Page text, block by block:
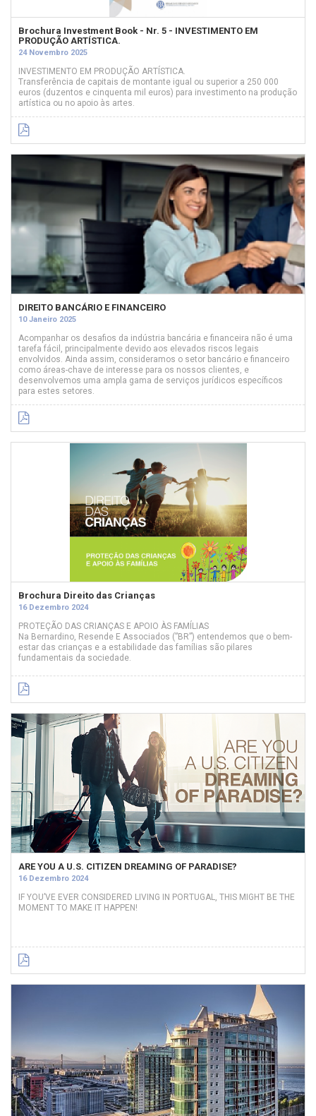
Brochura Investment Book - Nr. 5 - INVESTIMENTO EM
PRODUÇÃO ARTÍSTICA.
24 Novembro 2025
INVESTIMENTO EM PRODUÇÃO ARTÍSTICA.
Transferência de capitais de montante igual ou superior a 250 000
euros (duzentos e cinquenta mil euros) para investimento na produção
artística ou no apoio às artes.
DIREITO BANCÁRIO E FINANCEIRO
10 Janeiro 2025
Acompanhar os desafios da indústria bancária e financeira não é uma
tarefa fácil, principalmente devido aos elevados riscos legais
envolvidos. Ainda assim, consideramos o setor bancário e financeiro
como áreas-chave de interesse para os nossos clientes, e
desenvolvemos uma ampla gama de serviços jurídicos específicos
para estes setores.
Brochura Direito das Crianças
16 Dezembro 2024
PROTEÇÃO DAS CRIANÇAS E APOIO ÀS FAMÍLIAS
Na Bernardino, Resende E Associados (”BR”) entendemos que o bem-
estar das crianças e a estabilidade das famílias são pilares
fundamentais da sociedade.
ARE YOU A U.S. CITIZEN DREAMING OF PARADISE?
16 Dezembro 2024
IF YOU’VE EVER CONSIDERED LIVING IN PORTUGAL, THIS MIGHT BE THE
MOMENT TO MAKE IT HAPPEN!